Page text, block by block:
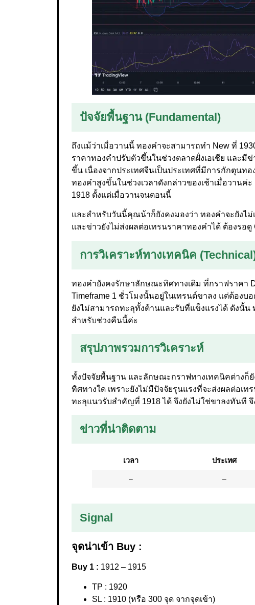
ปัจจัยพื้นฐาน (Fundamental)
ถึงแม้ว่าเมื่อวานนี้ ทองคำจะสามารถทำ New ที่
ราคาทองคำปรับตัวขึ้นในช่วงตลาดฝั่งเอเชีย และมี
ขึ้น เนื่องจากประเทศจีนเป็นประเทศที่มีการกักตุนท
ทองคำสูงขึ้นในช่วงเวลาดังกล่าวของเช้าเมื่อวานค่
1918 ตั้งแต่เมื่อวานจนตอนนี้
และสำหรับวันนี้คุณน้าก็ยังคงมองว่า ทองคำจะยังไม่
และข่าวยังไม่ส่งผลต่อเทรนราคาทองคำได้ ต้องรอดู
การวิเคราะห์ทางเทคนิค
ทองคำยังคงรักษาลักษณะทิศทางเดิม ที่กราฟราคา
Timeframe 1 ชั่วโมงนั้นอยู่ในเทรนด์ขาลง แต่ต้องบ
ยังไม่สามารถทะลุทั้งต้านและรับที่แข็งแรงได้ ดังนั้น
สำหรับช่วงคืนนี้ค่ะ
สรุปภาพรวมการวิเคราะห์
ทั้งปัจจัยพื้นฐาน และลักษณะกราฟทางเทคนิคต่างก็
ทิศทางใด เพราะยังไม่มีปัจจัยรุนแรงที่จะส่งผลต่อเ
ทะลุแนวรับสำคัญที่ 1918 ได้ จึงยังไม่ใช่ขาลงทันที
ข่าวที่น่าติดตาม
เวลา ประเทศ
– –
Signal
จุดน่าเข้า Buy :
Buy 1 : 1912 – 1915
TP : 1920
SL : 1910 (หรือ 300 จุด จากจุดเข้า)